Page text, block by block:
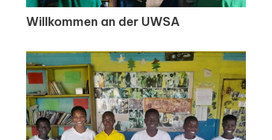
Willkommen an der UWSA